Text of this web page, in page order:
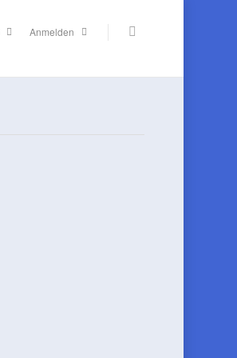
Anmelden